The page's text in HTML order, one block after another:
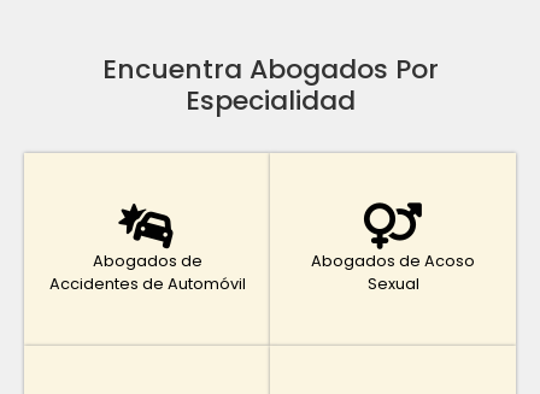
Encuentra Abogados Por
Especialidad
Abogados de
Accidentes de Automóvil
Abogados de Acoso
Sexual